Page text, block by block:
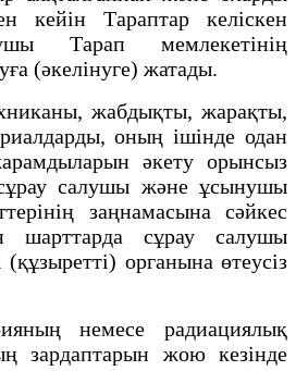
кейін Тараптар келіскен
Тарап мемлекетінің
(әкелінуге) жатады.
жабдықты, жарақты,
оның ішінде одан
әкету орынсыз
салушы және ұсынушы
заңнамасына сәйкес
шарттарда сұрау салушы
(құзыретті) органына өтеусіз
немесе радиациялық
зардаптарын жою кезінде